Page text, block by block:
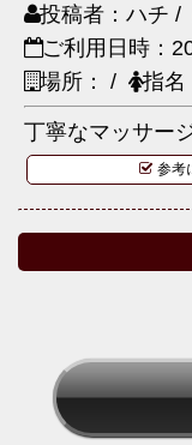
投稿者：ハチ /
ご利用日時：
場所： /
指名
丁寧なマッサー
参考